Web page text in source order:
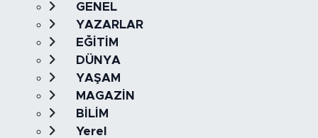
GENEL
YAZARLAR
EĞİTİM
DÜNYA
YAŞAM
MAGAZİN
BİLİM
Yerel